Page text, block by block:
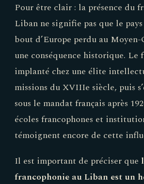
Pour être clair : la présence du
Liban ne signifie pas que le
bout d’Europe perdu au Moyen-
une conséquence historique. Le
implanté chez une élite
missions du XVIIIe siècle, puis
sous le mandat français après
écoles francophones et
témoignent encore de cette
Il est important de préciser que
francophonie au Liban est un